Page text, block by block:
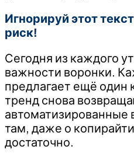
Игнорируй этот
риск!
Сегодня из каждого
важности воронки.
предлагает ещё один
тренд снова
автоматизированные
там, даже о
достаточно.